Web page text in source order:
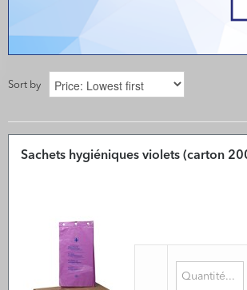
Sort by
Sachets hygiéniques violets (carton